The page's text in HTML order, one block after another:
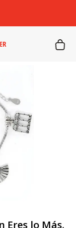
Eres lo Más.